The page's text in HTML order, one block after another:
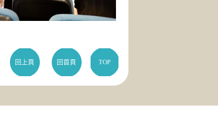
回上頁
回首頁 TOP